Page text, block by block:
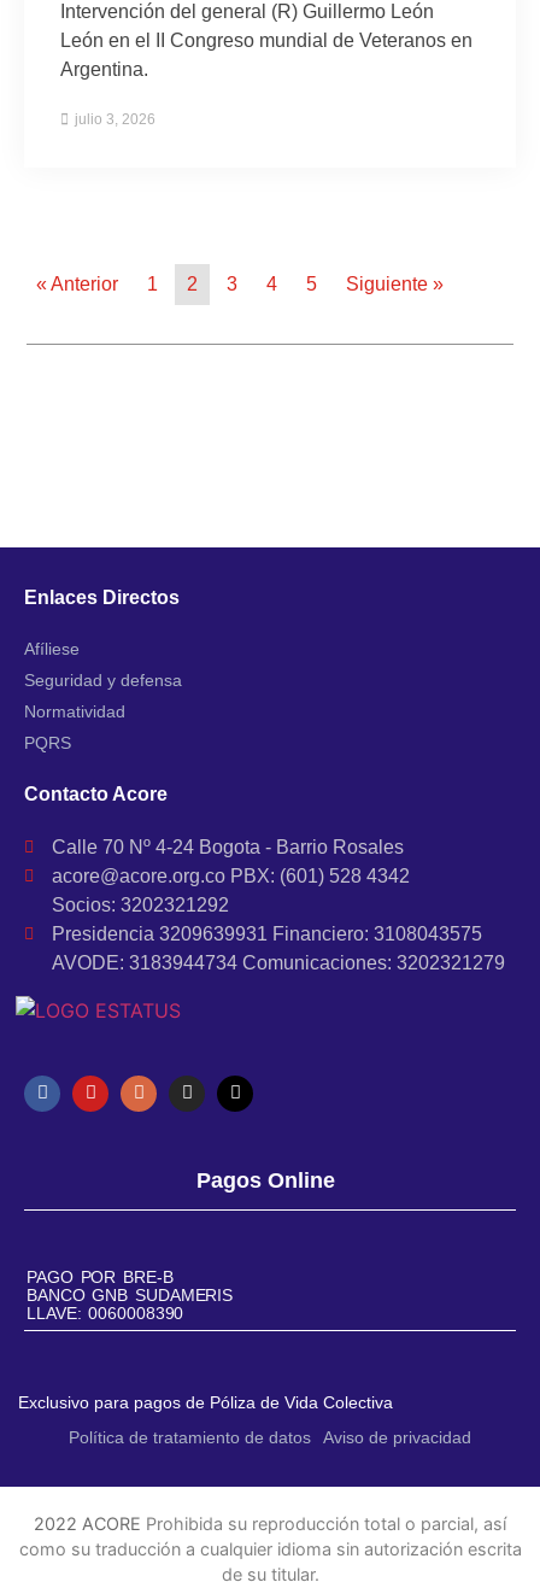
Intervención del general (R) Guillermo León
León en el II Congreso mundial de Veteranos en
Argentina.
julio 3, 2026
« Anterior 1 2 3 4 5 Siguiente »
Enlaces Directos
Afíliese
Seguridad y defensa
Normatividad
PQRS
Contacto Acore
Calle 70 Nº 4-24 Bogota - Barrio Rosales
acore@acore.org.co PBX: (601) 528 4342
Socios: 3202321292
Presidencia 3209639931 Financiero: 3108043575
AVODE: 3183944734 Comunicaciones: 3202321279
Pagos Online
PAGO POR BRE-B
BANCO GNB SUDAMERIS
LLAVE: 0060008390
Exclusivo para pagos de Póliza de Vida Colectiva
Política de tratamiento de datos
Aviso de privacidad
2022 ACORE Prohibida su reproducción total o parcial, así
como su traducción a cualquier idioma sin autorización escrita
de su titular.